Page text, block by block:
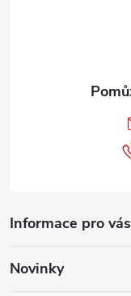
Informace pro vás
Novinky